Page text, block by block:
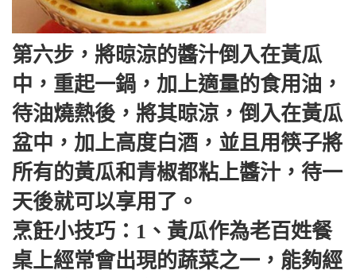
第六步，將晾涼的醬汁倒入在黃瓜
中，重起一鍋，加上適量的食用油，
待油燒熱後，將其晾涼，倒入在黃瓜
盆中，加上高度白酒，並且用筷子將
所有的黃瓜和青椒都粘上醬汁，待一
天後就可以享用了。
烹飪小技巧：1、黃瓜作為老百姓餐
桌上經常會出現的蔬菜之一，能夠經